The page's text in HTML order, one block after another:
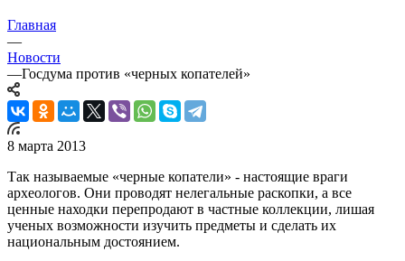
Главная
—
Новости
—Госдума против «черных копателей»
8 марта 2013
Так называемые «черные копатели» - настоящие враги
археологов. Они проводят нелегальные раскопки, а все
ценные находки перепродают в частные коллекции, лишая
ученых возможности изучить предметы и сделать их
национальным достоянием.